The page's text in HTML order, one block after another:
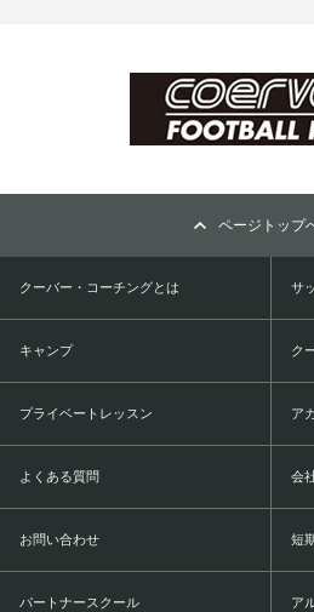
ページトップ
クーバー・コーチングとは サ
キャンプ ク
プライベートレッスン ア
よくある質問 会
お問い合わせ 短
パートナースクール ア